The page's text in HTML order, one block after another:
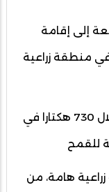
إلى إقامة
في منطقة زراعية
ويقوم المشروع على استصلاح واستغلال 730 هكتارا في
للقمح
هامة، من